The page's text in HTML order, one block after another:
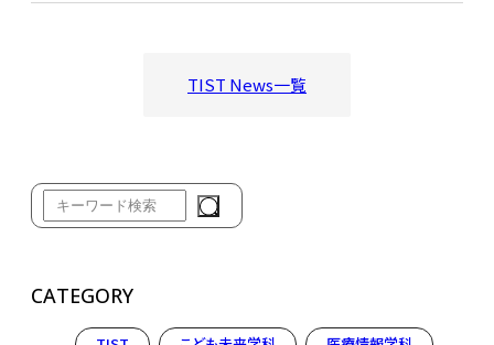
TIST News一覧
CATEGORY